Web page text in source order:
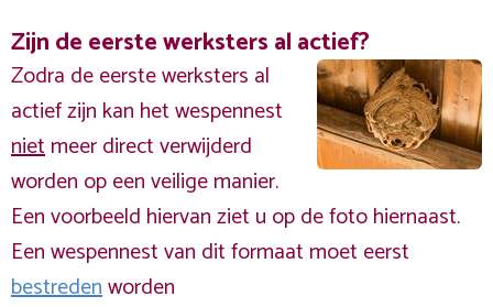
Zijn de eerste werksters al actief?
Zodra de eerste werksters al
actief zijn kan het wespennest
nietmeer direct verwijderd
worden op een veilige manier.
Een voorbeeld hiervan ziet u op de foto hiernaast.
Een wespennest van dit formaat moet eerst
bestredenworden